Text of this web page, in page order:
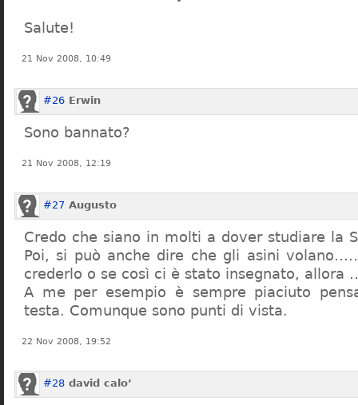
Salute!
21 Nov 2008, 10:49
#26 Erwin
Sono bannato?
21 Nov 2008, 12:19
#27 Augusto
Credo che siano in molti a dover studiare la
Poi, si può anche dire che gli asini
crederlo o se così ci è stato insegnato,
A me per esempio è sempre piaciuto
testa. Comunque sono punti di vista.
22 Nov 2008, 19:52
#28 david calo’